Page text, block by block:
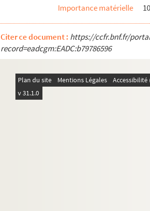
Importance matérielle
Citer ce document : https://ccfr.bnf.fr/
record=eadcgm:EADC:b79786596
Plan du site Mentions Légales
v 31.1.0